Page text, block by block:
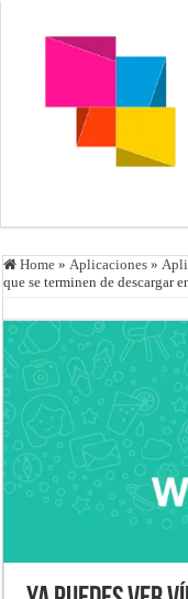
Home » Aplicaciones »
que se terminen de descargar